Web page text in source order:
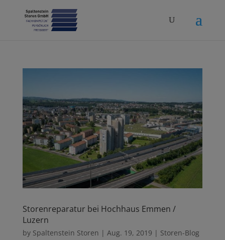
Storenreparatur bei Hochhaus Emmen /
Luzern
by Spaltenstein Storen | Aug. 19, 2019 | Storen-Blog